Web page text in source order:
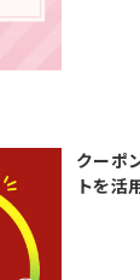
クーポ
トを活